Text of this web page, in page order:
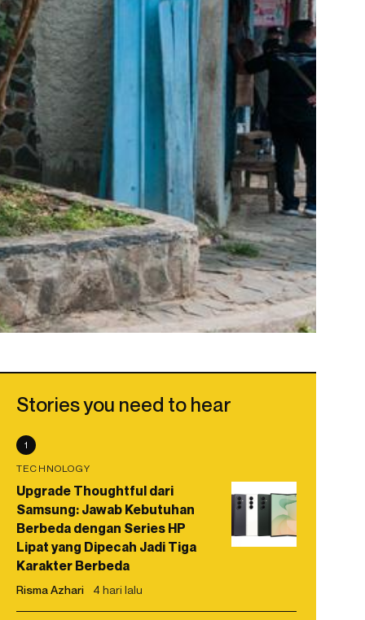
Stories you need to hear
1
TECHNOLOGY
Upgrade Thoughtful dari
Samsung: Jawab Kebutuhan
Berbeda dengan Series HP
Lipat yang Dipecah Jadi Tiga
Karakter Berbeda
Risma Azhari 4 hari lalu